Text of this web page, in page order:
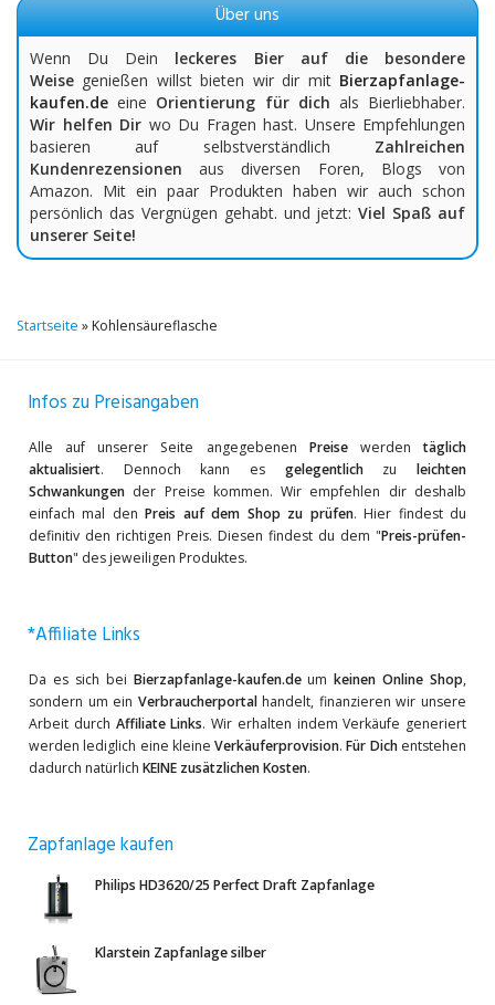
Über uns
Wenn Du Dein leckeres Bier auf die besondere
Weise genießen willst bieten wir dir mit Bierzapfanlage-
kaufen.de eine Orientierung für dich als Bierliebhaber.
Wir helfen Dir wo Du Fragen hast. Unsere Empfehlungen
basieren auf selbstverständlich Zahlreichen
Kundenrezensionen aus diversen Foren, Blogs von
Amazon. Mit ein paar Produkten haben wir auch schon
persönlich das Vergnügen gehabt. und jetzt:Viel Spaß auf
unserer Seite!
Startseite »Kohlensäureflasche
Infos zu Preisangaben
Alle auf unserer Seite angegebenen Preisewerdentäglich
aktualisiert. Dennoch kann es gelegentlichzuleichten
Schwankungen der Preise kommen. Wir empfehlen dir deshalb
einfach mal denPreis auf dem Shop zu prüfen. Hier findest du
definitiv den richtigen Preis. Diesen findest du dem "Preis-prüfen-
Button" des jeweiligen Produktes.
*Affiliate Links
Da es sich bei Bierzapfanlage-kaufen.deumkeinen Online Shop,
sondern um ein Verbraucherportalhandelt, finanzieren wir unsere
Arbeit durch Affiliate Links. Wir erhalten indem Verkäufe generiert
werden lediglich eine kleineVerkäuferprovision.Für Dichentstehen
dadurch natürlich KEINE zusätzlichen Kosten.
Zapfanlage kaufen
Philips HD3620/25 Perfect Draft Zapfanlage
Klarstein Zapfanlage silber